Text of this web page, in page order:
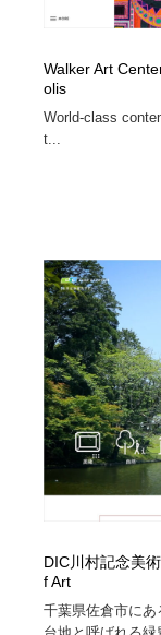
Walker Art
olis
World-class
t...
DIC川村記念美
f Art
千葉県佐倉市に